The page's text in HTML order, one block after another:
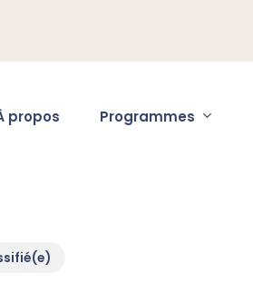
propos
Programmes